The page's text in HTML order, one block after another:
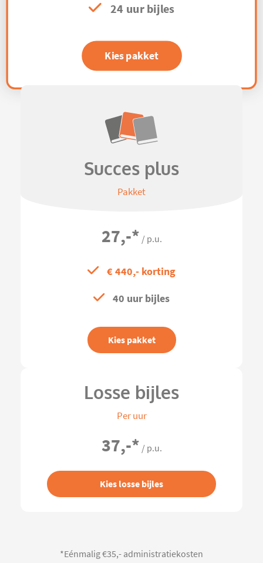
24 uur bijles
Kies pakket
Succes plus
Pakket
27,-* / p.u.
€ 440,- korting
40 uur bijles
Kies pakket
Losse bijles
Per uur
37,-* / p.u.
Kies losse bijles
*Eénmalig €35,- administratiekosten